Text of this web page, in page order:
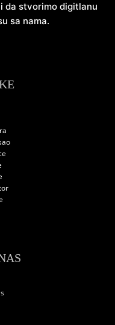
da stvorimo digitlanu
sa nama.